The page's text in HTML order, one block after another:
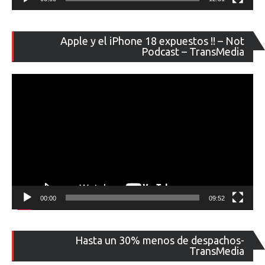
Apple y el iPhone 18 expuestos !! – Not
Podcast – TransMedia
de
00:00 09:52
Hasta un 30% menos de despachos-
TransMedia
de